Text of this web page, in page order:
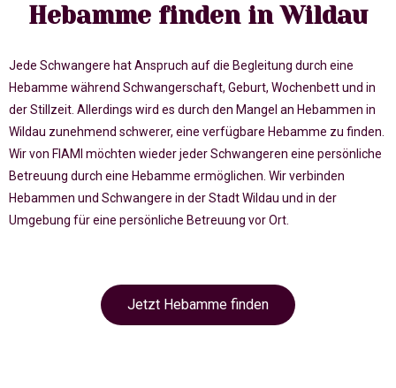
Hebamme finden in Wildau
Jede Schwangere hat Anspruch auf die Begleitung durch eine
Hebamme während Schwangerschaft, Geburt, Wochenbett und in
der Stillzeit. Allerdings wird es durch den Mangel an Hebammen in
Wildau zunehmend schwerer, eine verfügbare Hebamme zu finden.
Wir von FIAMI möchten wieder jeder Schwangeren eine persönliche
Betreuung durch eine Hebamme ermöglichen. Wir verbinden
Hebammen und Schwangere in der Stadt Wildau und in der
Umgebung für eine persönliche Betreuung vor Ort.
Jetzt Hebamme finden